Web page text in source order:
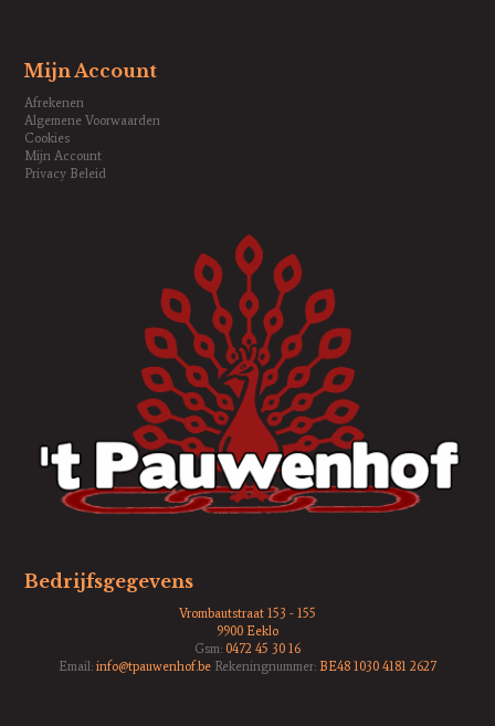
Mijn Account
Afrekenen
Algemene Voorwaarden
Cookies
Mijn Account
Privacy Beleid
Bedrijfsgegevens
Vrombautstraat 153 - 155
9900 Eeklo
Gsm: 0472 45 30 16
Email: info@tpauwenhof.be Rekeningnummer: BE48 1030 4181 2627